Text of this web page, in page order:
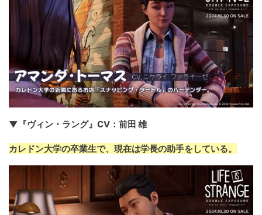
▼『ヴィン・ラング』CV：前田 雄
カレドン大学の卒業生で、現在は学長の助手をしている。